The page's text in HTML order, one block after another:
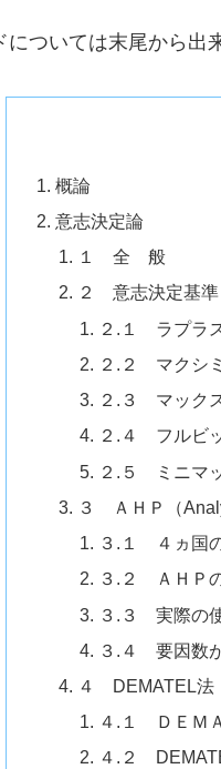
ついては末尾から出
概論
意志決定論
１ 全 般
２ 意志決定基準
２.１ ラプラ
２.２ マクシ
２.３ マック
２.４ フルビ
２.５ ミニマ
３ ＡＨＰ（
３.１ ４ヵ国
３.２ ＡＨＰ
３.３ 実際の
３.４ 要因数
４ DEMATEL法
４.１ ＤＥＭ
４.２